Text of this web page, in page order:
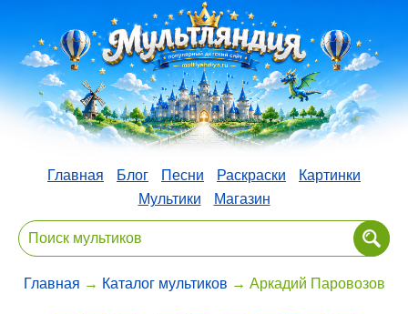
Главная Блог Песни Раскраски
Картинки
Мультики
Магазин
Главная → Каталог мультиков → Аркадий Паровозов